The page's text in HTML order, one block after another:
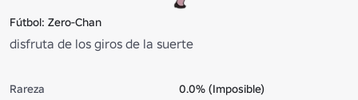
Fútbol: Zero-Chan
disfruta de los giros de la suerte
Rareza
0.0% (Imposible)